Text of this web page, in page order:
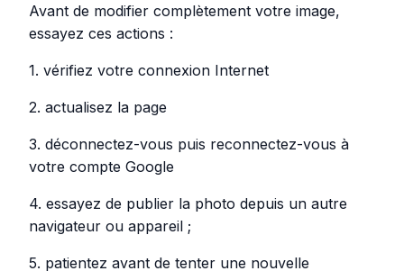
Avant de modifier complètement votre image,
essayez ces actions :
1. vérifiez votre connexion Internet
2. actualisez la page
3. déconnectez-vous puis reconnectez-vous à
votre compte Google
4. essayez de publier la photo depuis un autre
navigateur ou appareil ;
5. patientez avant de tenter une nouvelle